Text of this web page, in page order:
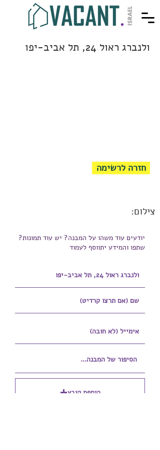
ולנברג ראול 24, תל אביב-יפו
חזרה לרשימה
צילום:
יודעים עוד משהו על המבנה? יש עוד תמונות?
שתפו והמידע יתווסף לעמוד
הוספת קובץ